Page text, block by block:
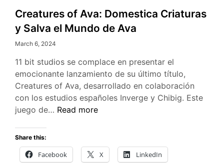
Creatures of Ava: Domestica Criaturas
y Salva el Mundo de Ava
March 6, 2024
11 bit studios se complace en presentar el
emocionante lanzamiento de su último título,
Creatures of Ava, desarrollado en colaboración
con los estudios españoles Inverge y Chibig. Este
juego de… Creatures
Domestica
Criaturas
Read more
Share this:
Facebook X LinkedIn